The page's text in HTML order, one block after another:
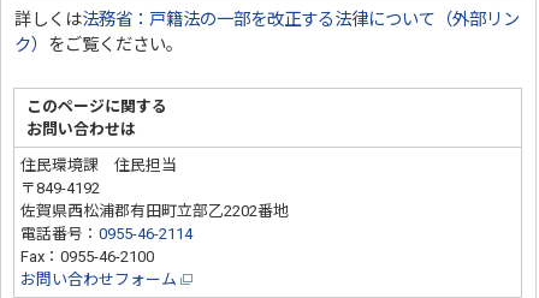
詳しくは法務省：戸籍法の一部を改正する法律について（外部リン
ク）
をご覧ください。
このページに関する
お問い合わせは
住民環境課 住民担当
〒849-4192
佐賀県西松浦郡有田町立部乙2202番地
電話番号：0955-46-2114
Fax：0955-46-2100
お問い合わせフォーム